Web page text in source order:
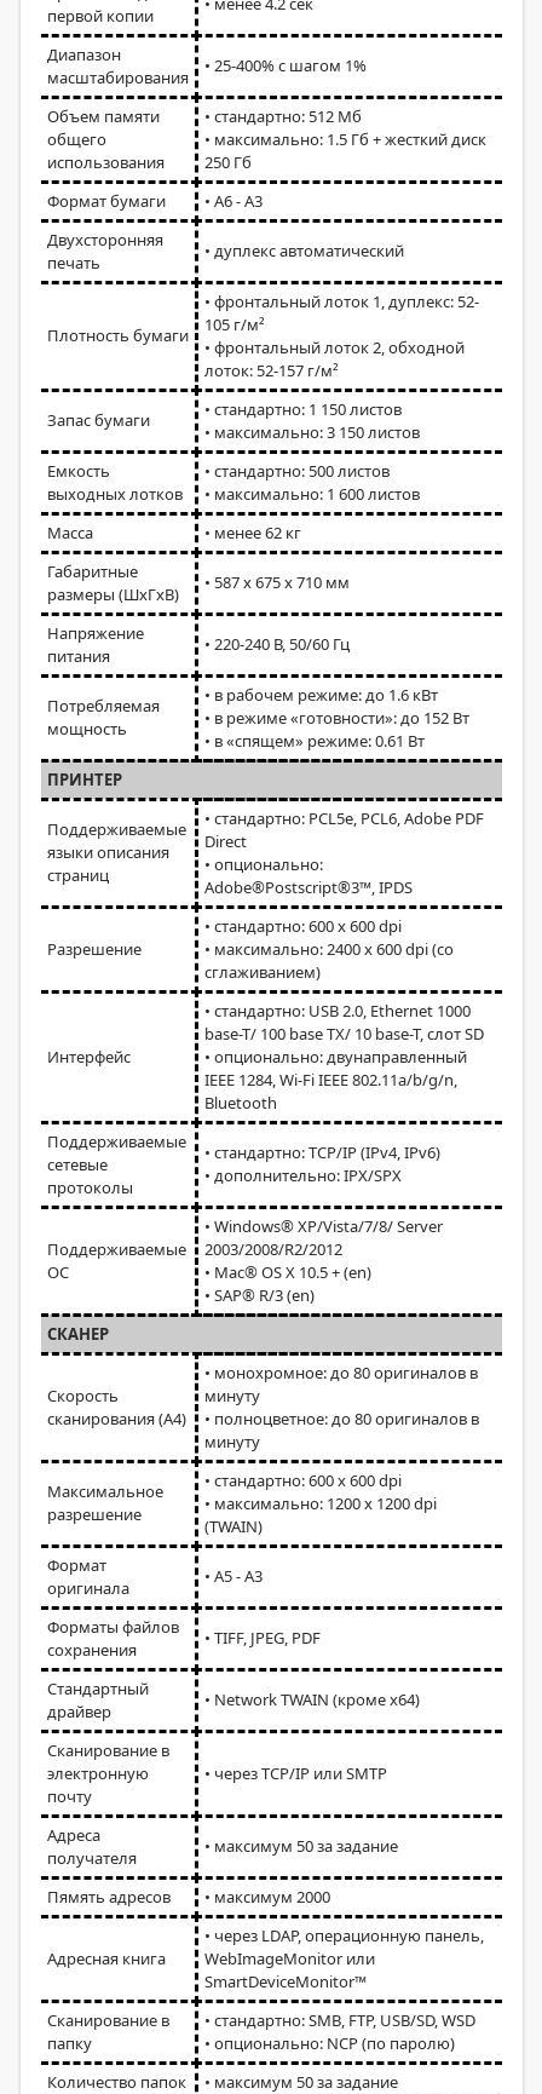
первой копии
Диапазон
масштабирования
• 25-400% с шагом 1%
Объем памяти
общего
использования
• стандартно: 512 Мб
• максимально: 1.5 Гб + жесткий диск
250 Гб
Формат бумаги
• А6 - А3
Двухсторонняя
печать
• дуплекс автоматический
Плотность бумаги
• фронтальный лоток 1, дуплекс: 52-
105 г/м²
• фронтальный лоток 2, обходной
лоток: 52-157 г/м²
Запас бумаги
• стандартно: 1 150 листов
• максимально: 3 150 листов
Емкость
выходных лотков
• стандартно: 500 листов
• максимально: 1 600 листов
Масса
• менее 62 кг
Габаритные
размеры (ШxГxВ)
• 587 x 675 x 710 мм
Напряжение
питания
• 220-240 В, 50/60 Гц
Потребляемая
мощность
• в рабочем режиме: до 1.6 кВт
• в режиме «готовности»: до 152 Вт
• в «спящем» режиме: 0.61 Вт
ПРИНТЕР
Поддерживаемые
языки описания
страниц
• стандартно: PCL5e, PCL6, Adobe PDF
Direct
• опционально:
Adobe®Postscript®3™, IPDS
Разрешение
• стандартно: 600 x 600 dpi
• максимально: 2400 x 600 dpi (со
сглаживанием)
Интерфейс
• cтандартно: USB 2.0, Ethernet 1000
base-T/ 100 base TX/ 10 base-T, слот SD
• опционально: двунаправленный
IEEE 1284, Wi-Fi IEEE 802.11a/b/g/n,
Bluetooth
Поддерживаемые
сетевые
протоколы
• cтандартно: TCP/IP (IPv4, IPv6)
• дополнительно: IPX/SPX
Поддерживаемые
ОС
• Windows® XP/Vista/7/8/ Server
2003/2008/R2/2012
• Mac® OS X 10.5 + (en)
• SAP® R/3 (en)
СКАНЕР
Скорость
сканирования (A4)
• монохромное: до 80 оригиналов в
минуту
• полноцветное: до 80 оригиналов в
минуту
Максимальное
разрешение
• стандартно: 600 x 600 dpi
• максимально: 1200 x 1200 dpi
(TWAIN)
Формат
оригинала
• А5 - А3
Форматы файлов
сохранения
• TIFF, JPEG, PDF
Стандартный
драйвер
• Network TWAIN (кроме x64)
Сканирование в
электронную
почту
• через TCP/IP или SMTP
Адреса
получателя
• максимум 50 за задание
Пямять адресов • максимум 2000
Адресная книга
• через LDAP, операционную панель,
WebImageMonitor или
SmartDeviceMonitor™
Сканирование в
папку
• стандартно: SMB, FTP, USB/SD, WSD
• опционально: NCP (по паролю)
Количество папок
• максимум 50 за задание